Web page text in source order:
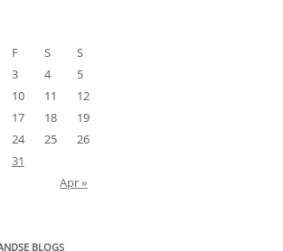
F S
S
3 4
5
10 11
12
17 18
19
24 25
26
31
Apr »
BLOGS